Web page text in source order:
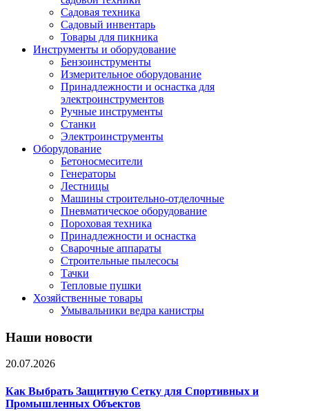
Садовая техника
Садовый инвентарь
Товары для пикника
Инструменты и оборудование
Бензоинструменты
Измерительное оборудование
Принадлежности и оснастка для
электроинструментов
Ручные инструменты
Станки
Электроинструменты
Оборудование
Бетоносмесители
Генераторы
Лестницы
Машины строительно-отделочные
Пневматическое оборудование
Пороховая техника
Принадлежности и оснастка
Сварочные аппараты
Строительные пылесосы
Тачки
Тепловые пушки
Хозяйственные товары
Умывальники ведра канистры
Наши новости
20.07.2026
Как Выбрать Защитную Сетку для Спортивных и
Промышленных Объектов